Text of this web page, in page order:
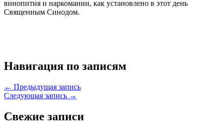
винопития и наркомании, как установлено в этот день
Священным Синодом.
Навигация по записям
← Предыдущая запись
Следующая запись →
Свежие записи